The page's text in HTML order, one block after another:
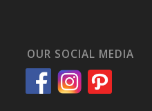
OUR SOCIAL MEDIA